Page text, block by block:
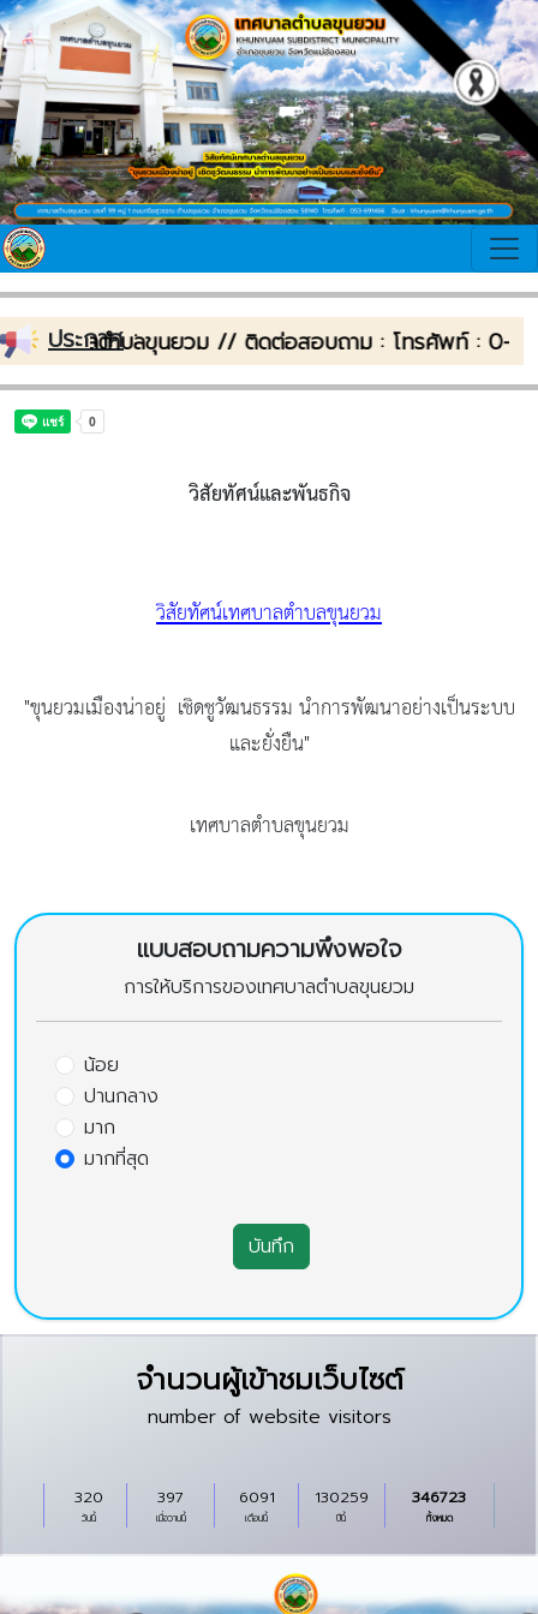
ประกาศ:
สู่เทศบาลตำบลขุนยวม // ติดต่อสอบถาม : โทรศัพท์ : 0-
วิสัยทัศน์และพันธกิจ
วิสัยทัศน์เทศบาลตำบลขุนยวม
"ขุนยวมเมืองน่าอยู่ เชิดชูวัฒนธรรม นำการพัฒนาอย่างเป็นระบบ
และยั่งยืน"
เทศบาลตำบลขุนยวม
แบบสอบถามความพึงพอใจ
การให้บริการของเทศบาลตำบลขุนยวม
น้อย
ปานกลาง
มาก
มากที่สุด
บันทึก
จำนวนผู้เข้าชมเว็บไซต์
number of website visitors
วันนี้
320
เมื่อวานนี้
397
เดือนนี้
6091
ปีนี้
130259
ทั้งหมด
346723